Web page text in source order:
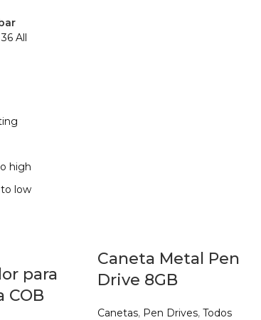
36 All
high
low
para
COB
Caneta Metal Pen
Drive 8GB
Canetas, Pen Drives, Todos